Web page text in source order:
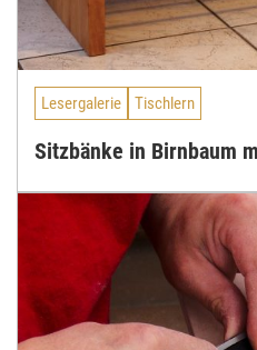
Lesergalerie Tischlern
Sitzbänke in Birnbaum